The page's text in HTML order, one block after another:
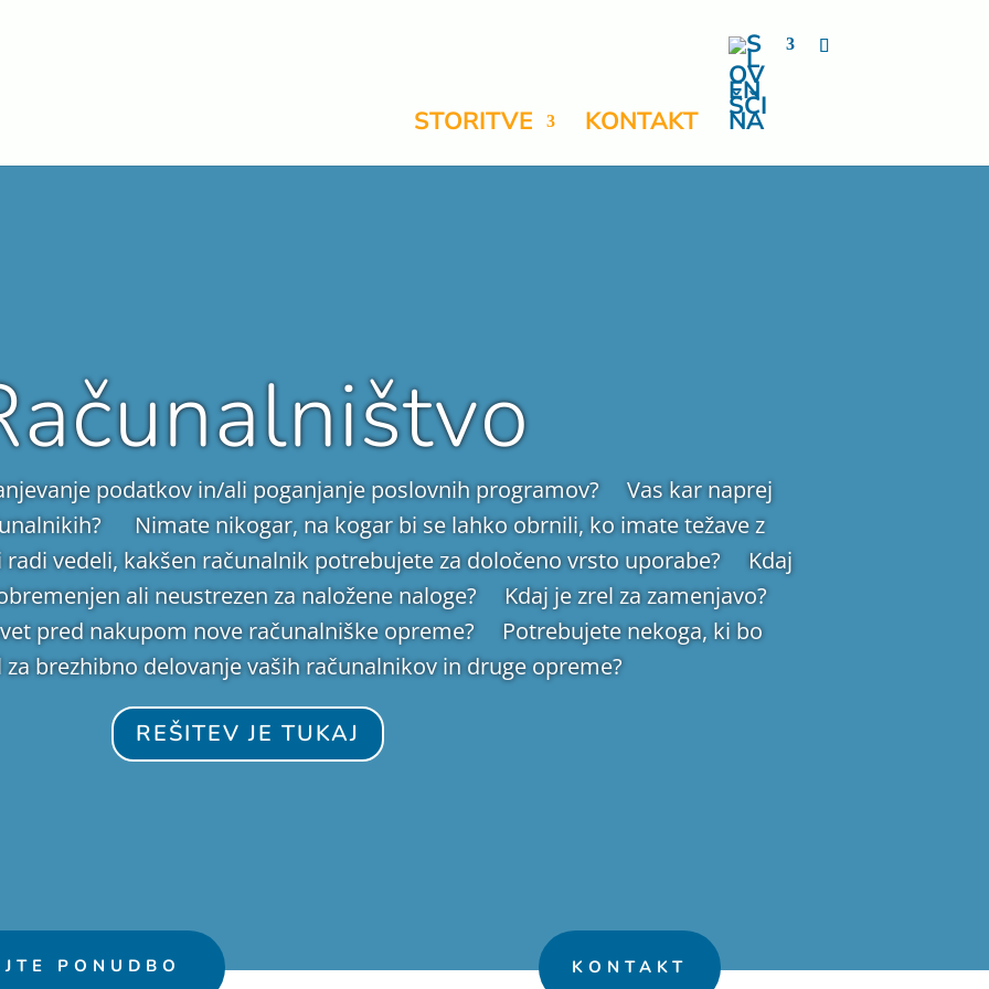
STORITVE KONTAKT
podatkov in/ali poganjanje poslovnih programov? Vas kar naprej
Nimate nikogar, na kogar bi se lahko obrnili, ko imate težave z
vedeli, kakšen računalnik potrebujete za določeno vrsto uporabe? Kdaj
ali neustrezen za naložene naloge? Kdaj je zrel za zamenjavo?
pred nakupom nove računalniške opreme? Potrebujete nekoga, ki bo
brezhibno delovanje vaših računalnikov in druge opreme?
REŠITEV JE TUKAJ
PONUDBO KONTAKT